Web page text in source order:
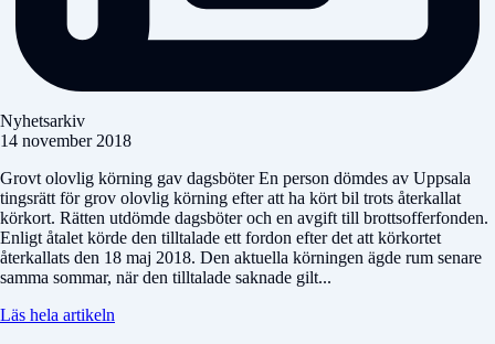
Nyhetsarkiv
14 november 2018
Grovt olovlig körning gav dagsböter En person dömdes av Uppsala
tingsrätt för grov olovlig körning efter att ha kört bil trots återkallat
körkort. Rätten utdömde dagsböter och en avgift till brottsofferfonden.
Enligt åtalet körde den tilltalade ett fordon efter det att körkortet
återkallats den 18 maj 2018. Den aktuella körningen ägde rum senare
samma sommar, när den tilltalade saknade gilt...
Läs hela artikeln